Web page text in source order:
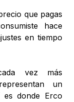
que pagas
hace
en tiempo
vez más
un
es donde Erco